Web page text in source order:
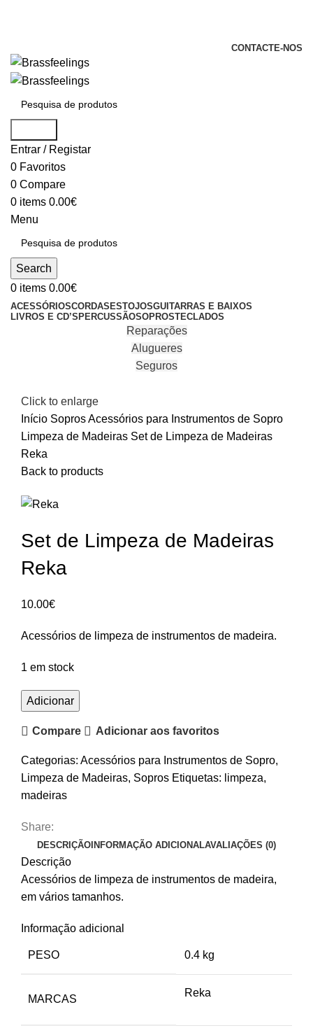
CONTACTE-NOS
Entrar / Registar
0 Favoritos
0 Compare
0 items 0.00€
Menu
Search
0 items 0.00€
ACESSÓRIOSCORDAS ESTOJOSGUITARRAS E BAIXOS
LIVROS E CD’S PERCUSSÃOSOPROSTECLADOS
Reparações
Alugueres
Seguros
Click to enlarge
Início SoprosAcessórios para Instrumentos de Sopro
Limpeza de Madeiras Set de Limpeza de Madeiras
Reka
Back to products
Set de Limpeza de Madeiras
Reka
10.00€
Acessórios de limpeza de instrumentos de madeira.
1 em stock
Quantidade
de
Set
Limpeza
de
Madeiras
Reka
Adicionar
Compare Adicionar aos favoritos
Categorias: Acessórios para Instrumentos de Sopro,
Limpeza de Madeiras, Sopros Etiquetas: limpeza,
madeiras
Share:
DESCRIÇÃOINFORMAÇÃO ADICIONALAVALIAÇÕES (0)
Descrição
Acessórios de limpeza de instrumentos de madeira,
em vários tamanhos.
Informação adicional
PESO 0.4 kg
MARCAS
Reka